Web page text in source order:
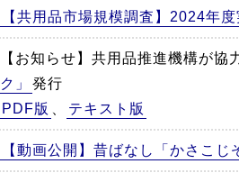
【共用品市場規模調査】2024年
【お知らせ】共用品推進機構が協
ク」
発行
PDF版
テキスト版
【動画公開】昔ばなし「かさこ